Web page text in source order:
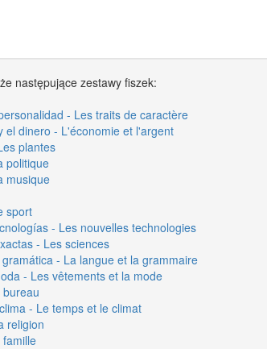
następujące zestawy fiszek:
- Les traits de caractère
el dinero - L'économie et l'argent
plantes
politique
musique
sport
- Les nouvelles technologies
- Les sciences
- La langue et la grammaire
- Les vêtements et la mode
- Le temps et le climat
religion